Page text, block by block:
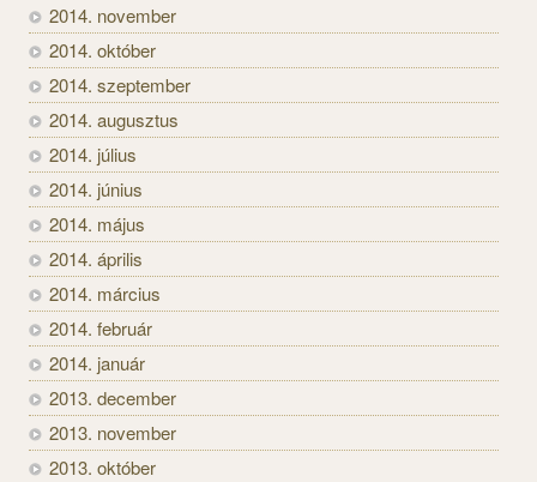
2014. november
2014. október
2014. szeptember
2014. augusztus
2014. július
2014. június
2014. május
2014. április
2014. március
2014. február
2014. január
2013. december
2013. november
2013. október